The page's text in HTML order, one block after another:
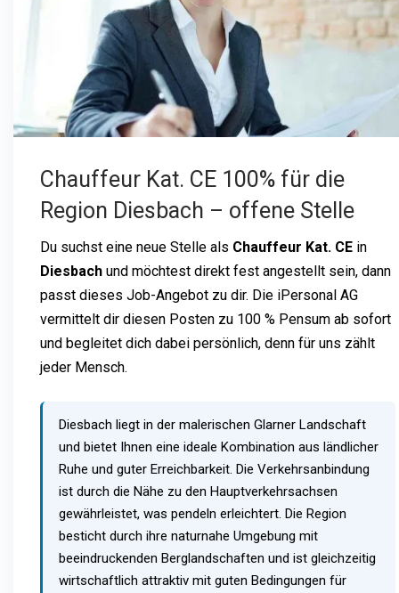
Chauffeur Kat. CE 100% für die
Region Diesbach – offene Stelle
Du suchst eine neue Stelle als Chauffeur Kat. CE in
Diesbach und möchtest direkt fest angestellt sein, dann
passt dieses Job-Angebot zu dir. Die iPersonal AG
vermittelt dir diesen Posten zu 100 % Pensum ab sofort
und begleitet dich dabei persönlich, denn für uns zählt
jeder Mensch.
Diesbach liegt in der malerischen Glarner Landschaft
und bietet Ihnen eine ideale Kombination aus ländlicher
Ruhe und guter Erreichbarkeit. Die Verkehrsanbindung
ist durch die Nähe zu den Hauptverkehrsachsen
gewährleistet, was pendeln erleichtert. Die Region
besticht durch ihre naturnahe Umgebung mit
beeindruckenden Berglandschaften und ist gleichzeitig
wirtschaftlich attraktiv mit guten Bedingungen für